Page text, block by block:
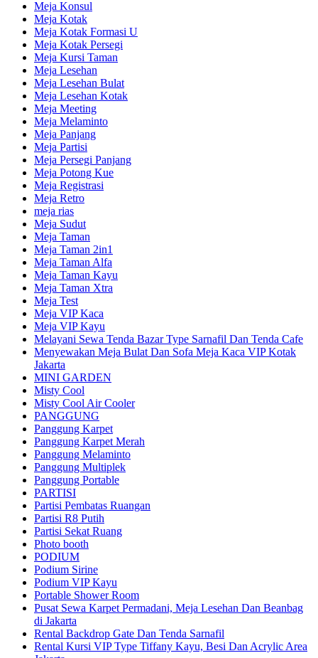
Meja Konsul
Meja Kotak
Meja Kotak Formasi U
Meja Kotak Persegi
Meja Kursi Taman
Meja Lesehan
Meja Lesehan Bulat
Meja Lesehan Kotak
Meja Meeting
Meja Melaminto
Meja Panjang
Meja Partisi
Meja Persegi Panjang
Meja Potong Kue
Meja Registrasi
Meja Retro
meja rias
Meja Sudut
Meja Taman
Meja Taman 2in1
Meja Taman Alfa
Meja Taman Kayu
Meja Taman Xtra
Meja Test
Meja VIP Kaca
Meja VIP Kayu
Melayani Sewa Tenda Bazar Type Sarnafil Dan Tenda Cafe
Menyewakan Meja Bulat Dan Sofa Meja Kaca VIP Kotak
Jakarta
MINI GARDEN
Misty Cool
Misty Cool Air Cooler
PANGGUNG
Panggung Karpet
Panggung Karpet Merah
Panggung Melaminto
Panggung Multiplek
Panggung Portable
PARTISI
Partisi Pembatas Ruangan
Partisi R8 Putih
Partisi Sekat Ruang
Photo booth
PODIUM
Podium Sirine
Podium VIP Kayu
Portable Shower Room
Pusat Sewa Karpet Permadani, Meja Lesehan Dan Beanbag
di Jakarta
Rental Backdrop Gate Dan Tenda Sarnafil
Rental Kursi VIP Type Tiffany Kayu, Besi Dan Acrylic Area